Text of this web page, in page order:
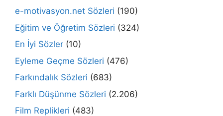
e-motivasyon.net Sözleri (190)
Eğitim ve Öğretim Sözleri (324)
En İyi Sözler (10)
Eyleme Geçme Sözleri (476)
Farkındalık Sözleri (683)
Farklı Düşünme Sözleri (2.206)
Film Replikleri (483)